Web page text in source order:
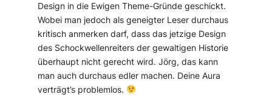
Design in die Ewigen Theme-Gründe geschickt.
Wobei man jedoch als geneigter Leser durchaus
kritisch anmerken darf, dass das jetzige Design
des Schockwellenreiters der gewaltigen Historie
überhaupt nicht gerecht wird. Jörg, das kann
man auch durchaus edler machen. Deine Aura
verträgt’s problemlos.